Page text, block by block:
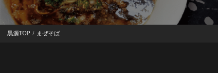
黒源TOP / まぜそば